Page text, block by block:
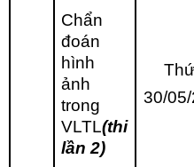
Chẩn
đoán
hình
ảnh
trong
VLTL(thi
lần 2)
30/